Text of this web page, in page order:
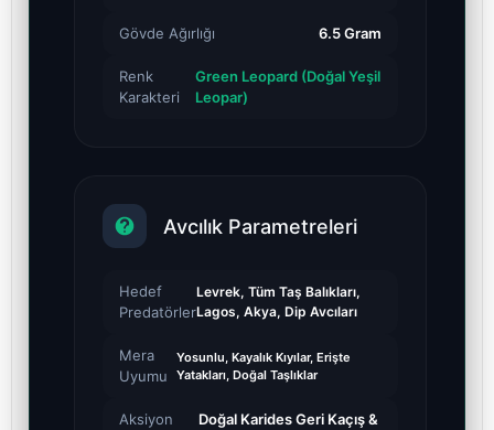
Gövde Ağırlığı 6.5 Gram
Renk
Karakteri
Green Leopard (Doğal Yeşil
Leopar)
Avcılık Parametreleri
Hedef
Predatörler
Levrek, Tüm Taş Balıkları,
Lagos, Akya, Dip Avcıları
Mera
Uyumu
Yosunlu, Kayalık Kıyılar, Erişte
Yatakları, Doğal Taşlıklar
Aksiyon
Doğal Karides Geri Kaçış &